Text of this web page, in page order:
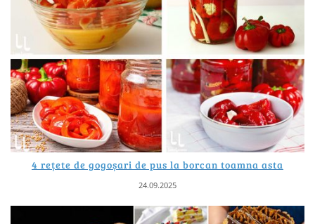
4 rețete de gogoșari de pus la borcan toamna asta
24.09.2025